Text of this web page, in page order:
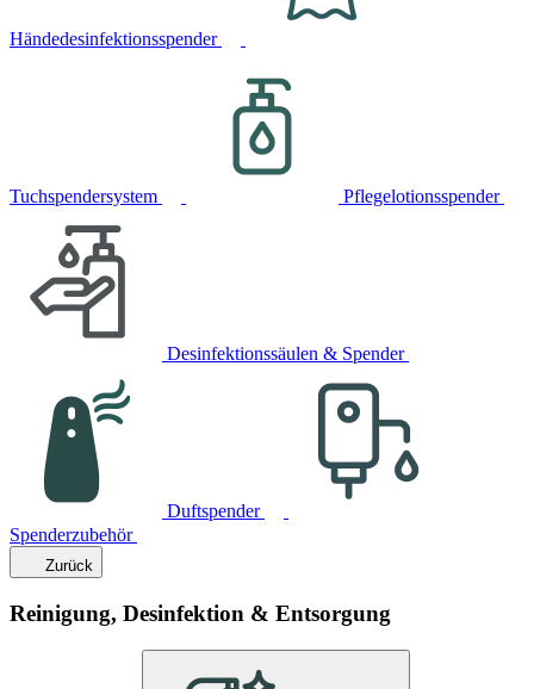
Händedesinfektionsspender
Tuchspendersystem Pflegelotionsspender
Desinfektionssäulen & Spender
Duftspender
Spenderzubehör
Zurück
Reinigung, Desinfektion & Entsorgung